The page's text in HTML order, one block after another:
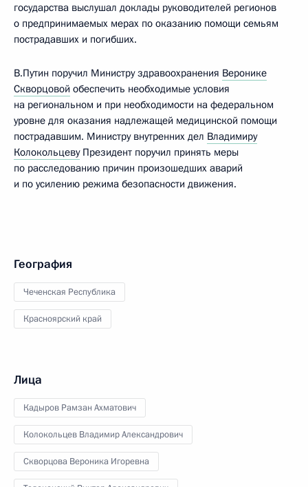
государства выслушал доклады руководителей регионов
о предпринимаемых мерах по оказанию помощи семьям
пострадавших и погибших.
В.Путин поручил Министру здравоохранения Веронике
Скворцовой обеспечить необходимые условия
на региональном и при необходимости на федеральном
уровне для оказания надлежащей медицинской помощи
пострадавшим. Министру внутренних дел Владимиру
КолокольцевуПрезидент поручил принять меры
по расследованию причин произошедших аварий
и по усилению режима безопасности движения.
География
Чеченская Республика
Красноярский край
Лица
Кадыров Рамзан Ахматович
Колокольцев Владимир Александрович
Скворцова Вероника Игоревна